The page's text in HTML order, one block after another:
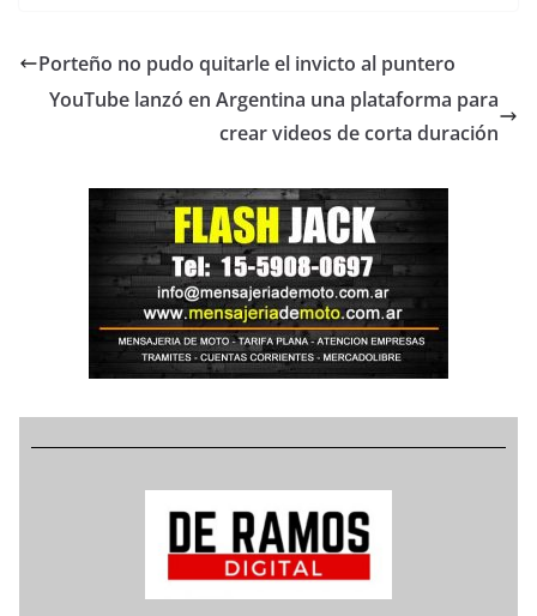
Porteño no pudo quitarle el invicto al puntero
YouTube lanzó en Argentina una plataforma para
crear videos de corta duración